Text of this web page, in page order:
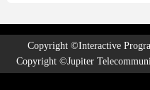
Copyright ©Interactive
Copyright ©Jupiter